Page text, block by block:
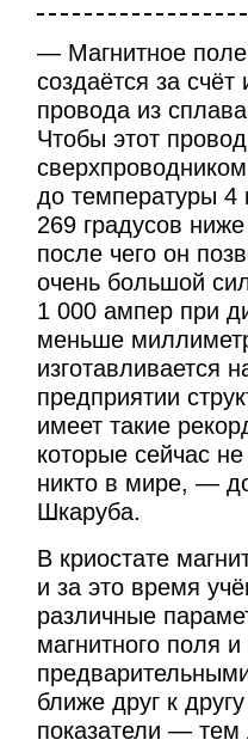
— Магнитное поле
создаётся за счёт
провода из
Чтобы этот
до температуры 4
269 градусов
после чего он
очень большой
1 000 ампер при
меньше
изготавливается
предприятии
имеет такие
которые сейчас
никто в мире, —
Шкаруба.
В криостате
и за это время
различные
магнитного поля
ближе друг к
показатели — тем